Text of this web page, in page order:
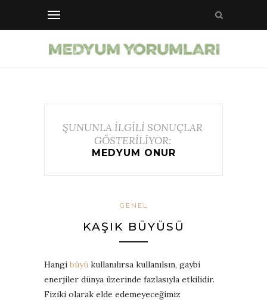
ŞUNUNLA İLGİLİ SONUÇLAR
GÖSTERİLİYOR:
MEDYUM ONUR
GENEL
KAŞIK BÜYÜSÜ
Hangi büyü kullanılırsa kullanılsın, gaybi
enerjiler dünya üzerinde fazlasıyla etkilidir.
Fiziki olarak elde edemeyeceğimiz